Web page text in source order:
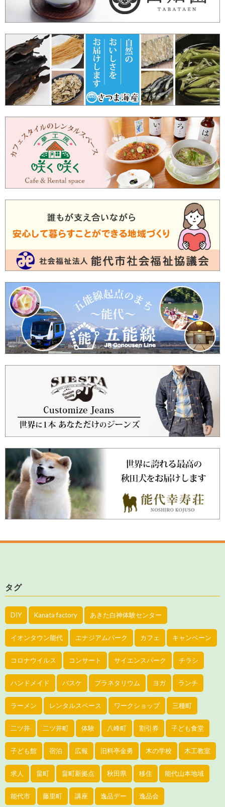
タグ
DIY Kanata factory あきた白神体験センター
イオンタウン能代 エナジアムパーク カフェ キャンペーン
コロナウイルス コンサート サイエンスパーク チラシ
ハンドメイド バスケ プラネタリウム ヨガ ランチ
ラーメン レンタルスペース ワークショップ 三種町
二ツ井 二ツ井町 体験 八峰町 割引券 子ども食堂
子ども館 宿泊 広報 旧料亭金勇 木の学校 木工教室
求人 畠町 畠町新拠点 秋田県 移住 能代山本地域
能代市 藤里町 講座 逸品デー 逸品会